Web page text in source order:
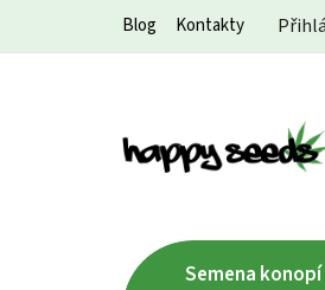
Blog Kontakty
Semena konopí